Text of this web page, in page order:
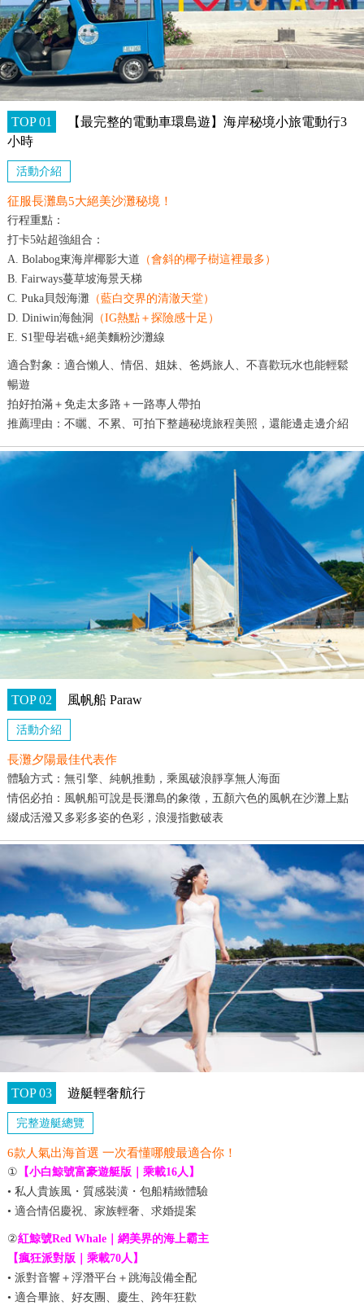
TOP 01
【最完整的電動車環島遊】海岸秘境小旅電動行3
小時
活動介紹
征服長灘島5大絕美沙灘秘境！
行程重點：
打卡5站超強組合：
A. Bolabog東海岸椰影大道 （會斜的椰子樹這裡最多）
B. Fairways蔓草坡海景天梯
C. Puka貝殼海灘（藍白交界的清澈天堂）
D. Diniwin海蝕洞
（IG熱點＋探險感十足）
E. S1聖母岩礁+絕美麵粉沙灘線
適合對象：適合懶人、情侶、姐妹、爸媽旅人、不喜歡玩水也能輕鬆
暢遊
拍好拍滿＋免走太多路＋一路專人帶拍
推薦理由：不曬、不累、可拍下整趟秘境旅程美照，還能邊走邊介紹
TOP 02 風帆船 Paraw
活動介紹
長灘夕陽最佳代表作
體驗方式：無引擎、純帆推動，乘風破浪靜享無人海面
情侶必拍：風帆船可說是長灘島的象徵，五顏六色的風帆在沙灘上點
綴成活潑又多彩多姿的色彩，浪漫指數破表
TOP 03 遊艇輕奢航行
完整遊艇總覽
6款人氣出海首選 一次看懂哪艘最適合你！
① 【小白鯨號富豪遊艇版｜乘載16人】
• 私人貴族風・質感裝潢・包船精緻體驗
• 適合情侶慶祝、家族輕奢、求婚提案
②紅鯨號Red Whale｜網美界的海上霸主
【瘋狂派對版｜乘載70人】
• 派對音響＋浮潛平台＋跳海設備全配
• 適合畢旅、好友團、慶生、跨年狂歡